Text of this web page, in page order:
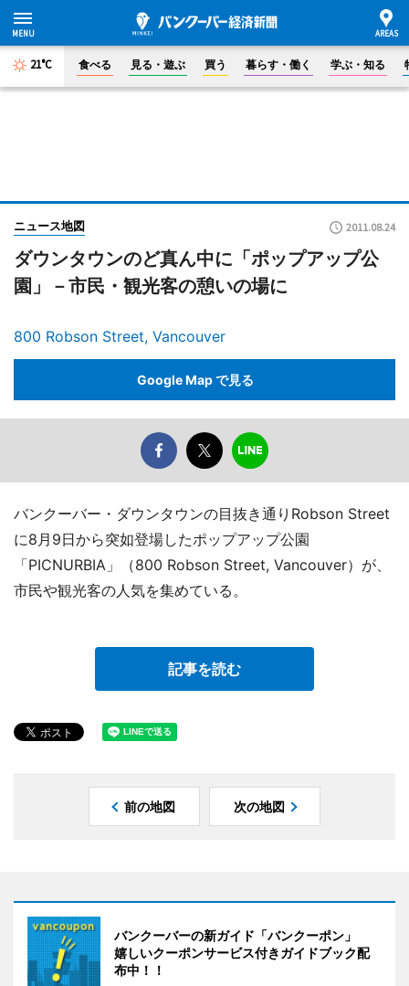
21°C 食べる 見る・遊ぶ 買う 暮らす・働く 学ぶ・知る
ニュース地図 2011.08.24
ダウンタウンのど真ん中に「ポップアップ公
園」－市民・観光客の憩いの場に
800 Robson Street, Vancouver
Google Map で見る
バンクーバー・ダウンタウンの目抜き通りRobson Street
に8月9日から突如登場したポップアップ公園
「PICNURBIA」（800 Robson Street, Vancouver）が、
市民や観光客の人気を集めている。
記事を読む
前の地図 次の地図
バンクーバーの新ガイド「バンクーポン」
嬉しいクーポンサービス付きガイドブック配
布中！！